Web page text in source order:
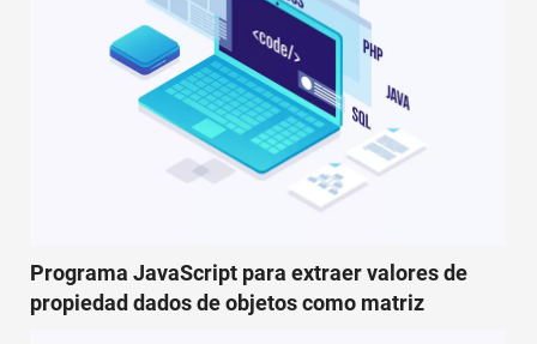
Programa JavaScript para extraer valores de
propiedad dados de objetos como matriz